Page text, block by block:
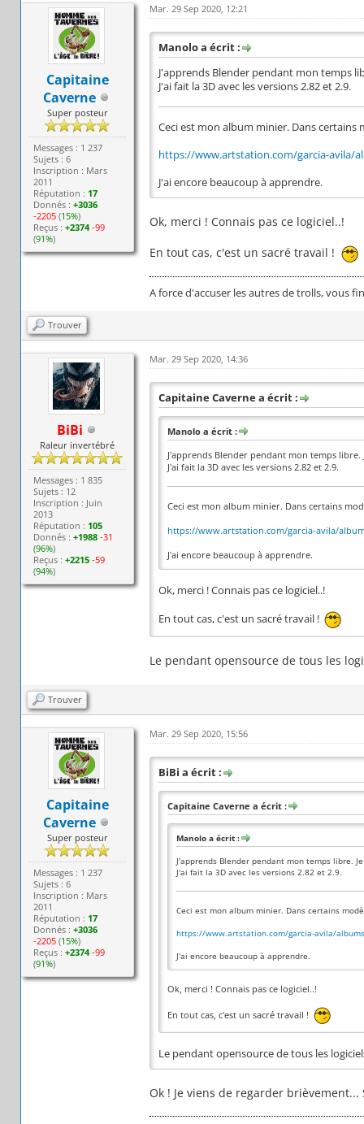
Capitaine
Caverne
Super posteur
Messages : 1 237
Sujets : 6
Inscription : Mars
2011
Réputation : 17
Donnés :+3036
-2205 (15%)
Reçus :+2374 -99
(91%)
Mar. 29 Sep 2020, 12:21
Manolo a écrit :
J'apprends Blender pendant mon temps
J'ai fait la 3D avec les versions 2.82 et 2.9.
Ceci est mon album minier. Dans certains
https://www.artstation.com/garcia-avila/
J'ai encore beaucoup à apprendre.
Ok, merci ! Connais pas ce logiciel..!
En tout cas, c'est un sacré travail !
A force d'accuser les autres de trolls, vous
Trouver
BiBi
Raleur invertébré
Messages : 1 835
Sujets : 12
Inscription : Juin
2013
Réputation : 105
Donnés :+1988 -31
(96%)
Reçus :+2215 -59
(94%)
Mar. 29 Sep 2020, 14:36
Capitaine Caverne a écrit :
Manolo a écrit :
J'apprends Blender pendant mon temps libre.
J'ai fait la 3D avec les versions 2.82 et 2.9.
Ceci est mon album minier. Dans certains
https://www.artstation.com/garcia-avila/
J'ai encore beaucoup à apprendre.
Ok, merci ! Connais pas ce logiciel..!
En tout cas, c'est un sacré travail !
Le pendant opensource de tous les
Trouver
Capitaine
Caverne
Super posteur
Messages : 1 237
Sujets : 6
Inscription : Mars
2011
Réputation : 17
Donnés :+3036
-2205 (15%)
Reçus :+2374 -99
(91%)
Mar. 29 Sep 2020, 15:56
BiBi a écrit :
Capitaine Caverne a écrit :
Manolo a écrit :
J'apprends Blender pendant mon temps libre.
J'ai fait la 3D avec les versions 2.82 et 2.9.
Ceci est mon album minier. Dans certains
https://www.artstation.com/garcia-avila/
J'ai encore beaucoup à apprendre.
Ok, merci ! Connais pas ce logiciel..!
En tout cas, c'est un sacré travail !
Le pendant opensource de tous les
Ok ! Je viens de regarder